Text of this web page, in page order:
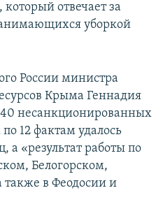
отвечает за
уборкой
России министра
Крыма Геннадия
несанкционированных
12 фактам удалось
а «результат работы по
Белогорском,
в Феодосии и